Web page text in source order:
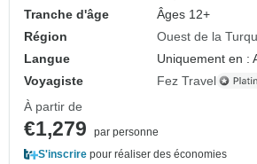
Tranche d'âge
Âges 12+
Région
Ouest de la
Langue
Uniquement en :
Voyagiste
Fez Travel
À partir de
€1,279
par personne
S'inscrire pour réaliser des économies